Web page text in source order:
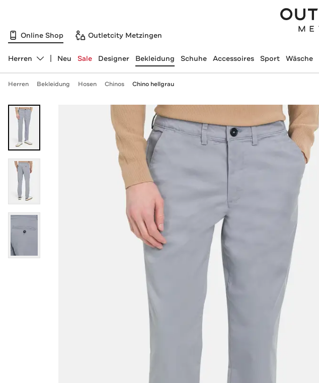
Online Shop Outletcity Metzingen
Abteilung ändern, ausgewählt:
Herren Neu Sale Designer Bekleidung Schuhe Accessoires Sport Wäsche
Herren Bekleidung Hosen Chinos Chino hellgrau